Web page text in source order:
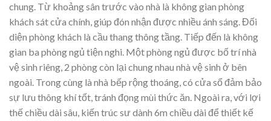
chung. Từ khoảng sân trước vào nhà là không gian phòng
khách sát cửa chính, giúp đón nhận được nhiều ánh sáng. Đối
diện phòng khách là cầu thang thông tầng. Tiếp đến là không
gian ba phòng ngủ tiện nghi. Một phòng ngủ được bố trí nhà
vệ sinh riêng, 2 phòng còn lại chung nhau nhà vệ sinh ở bên
ngoài. Trong cùng là nhà bếp rộng thoáng, có cửa sổ đảm bảo
sự lưu thông khí tốt, tránh đọng mùi thức ăn. Ngoài ra, với lợi
thế chiều dài sâu, kiến trúc sư dành 6m chiều dài để thiết kế